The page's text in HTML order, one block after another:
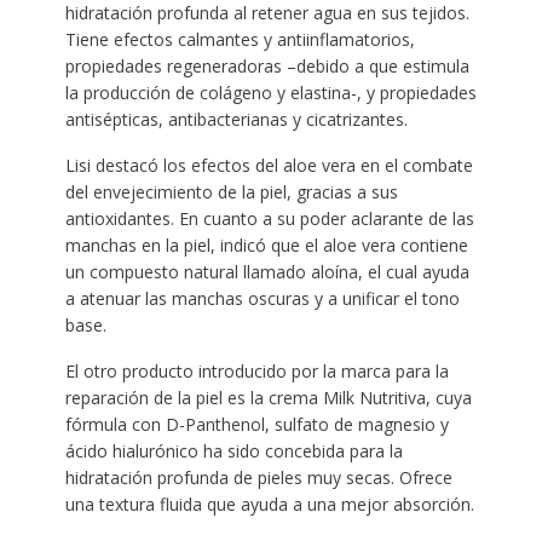
hidratación profunda al retener agua en sus tejidos.
Tiene efectos calmantes y antiinflamatorios,
propiedades regeneradoras –debido a que estimula
la producción de colágeno y elastina-, y propiedades
antisépticas, antibacterianas y cicatrizantes.
Lisi destacó los efectos del aloe vera en el combate
del envejecimiento de la piel, gracias a sus
antioxidantes. En cuanto a su poder aclarante de las
manchas en la piel, indicó que el aloe vera contiene
un compuesto natural llamado aloína, el cual ayuda
a atenuar las manchas oscuras y a unificar el tono
base.
El otro producto introducido por la marca para la
reparación de la piel es la crema Milk Nutritiva, cuya
fórmula con D-Panthenol, sulfato de magnesio y
ácido hialurónico ha sido concebida para la
hidratación profunda de pieles muy secas. Ofrece
una textura fluida que ayuda a una mejor absorción.